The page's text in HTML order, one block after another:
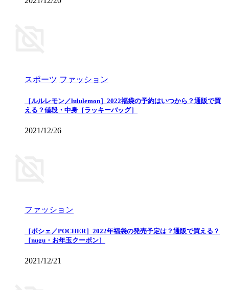
スポーツ ファッション
［ルルレモン／lululemon］2022福袋の予約はいつから？通販で買
える？値段・中身［ラッキーバッグ］
2021/12/26
ファッション
［ポシェ／POCHER］2022年福袋の発売予定は？通販で買える？
［nugu・お年玉クーポン］
2021/12/21